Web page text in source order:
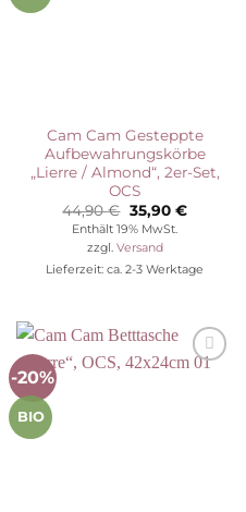
Cam Cam Gesteppte
Aufbewahrungskörbe
„Lierre / Almond“, 2er-Set,
OCS
44,90€ Ursprünglicher
Preis
war:
44,90 €
35,90 €Aktueller
Enthält 19% MwSt.
zzgl. Versand
Lieferzeit: ca. 2-3 Werktage
-20%
BIO